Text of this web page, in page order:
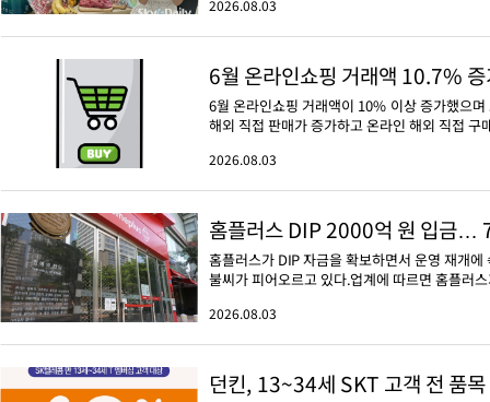
2026.08.03
6월 온라인쇼핑 거래액 10.7%
6월 온라인쇼핑 거래액이 10% 이상 증가했으
해외 직접 판매가 증가하고 온라인 해외 직접 구
2026.08.03
홈플러스 DIP 2000억 원 입금…
홈플러스가 DIP 자금을 확보하면서 운영 재개
불씨가 피어오르고 있다.업계에 따르면 홈플러
2026.08.03
던킨, 13~34세 SKT 고객 전 품